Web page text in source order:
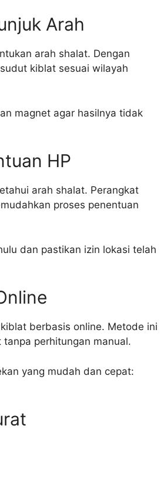
Arah
arah shalat. Dengan
kiblat sesuai wilayah
magnet agar hasilnya tidak
HP
arah shalat. Perangkat
proses penentuan
dan pastikan izin lokasi telah
berbasis online. Metode ini
perhitungan manual.
yang mudah dan cepat: